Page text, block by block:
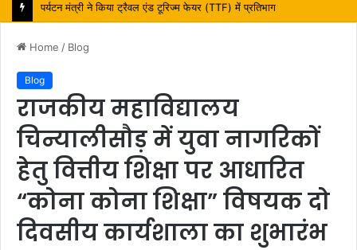
महापौर शंभू पासवान के जन्मदिवस पर क्षेत्र में विकास की सौगात
Home / Blog
Blog
राजकीय महाविद्यालय
चिन्यालीसौड़ में युवा नागरिकों
हेतु वित्तीय शिक्षा पर आधारित
“कोना कोना शिक्षा” विषयक दो
दिवसीय कार्यशाला का शुभारंभ